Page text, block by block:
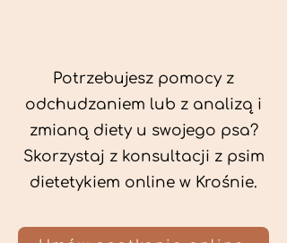
Potrzebujesz pomocy z
odchudzaniem lub z analizą i
zmianą diety u swojego psa?
Skorzystaj z konsultacji z psim
dietetykiem online w Krośnie.